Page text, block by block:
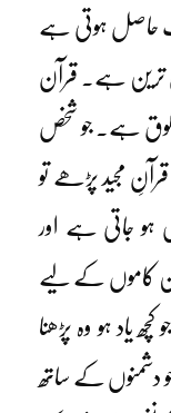
حاصل ہوتی ہے
ترین ہے۔ قرآن
مخلوق ہے۔ جو شخص
قرآنِ مجید پڑھے تو
جاتی ہے اور
کاموں کے لیے
یاد ہو وہ پڑھنا
دشمنوں کے ساتھ